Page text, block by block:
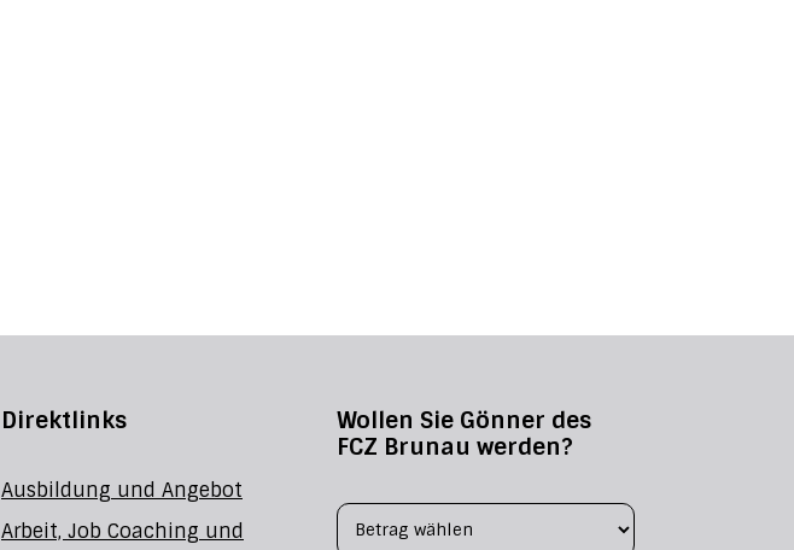
Direktlinks
Ausbildung und Angebot
Arbeit, Job Coaching und
Wollen Sie Gönner des
FCZ Brunau werden?